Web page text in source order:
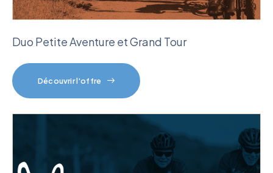
Duo Petite Aventure et Grand Tour
Découvrir l'offre